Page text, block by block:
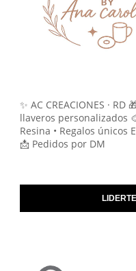
✨ AC CREACIONES · RD
llaveros personalizados
Resina • Regalos únicos
📩 Pedidos por DM